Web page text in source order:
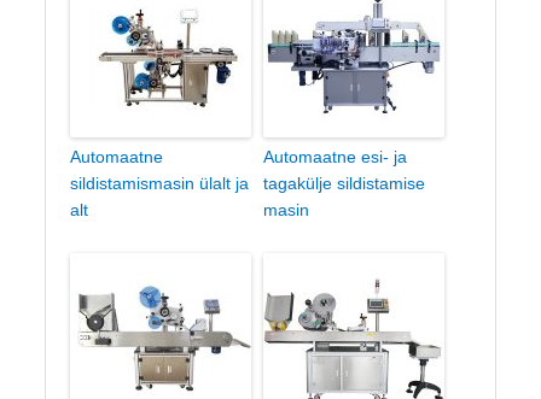
Automaatne
sildistamismasin ülalt ja
alt
Automaatne esi- ja
tagakülje sildistamise
masin